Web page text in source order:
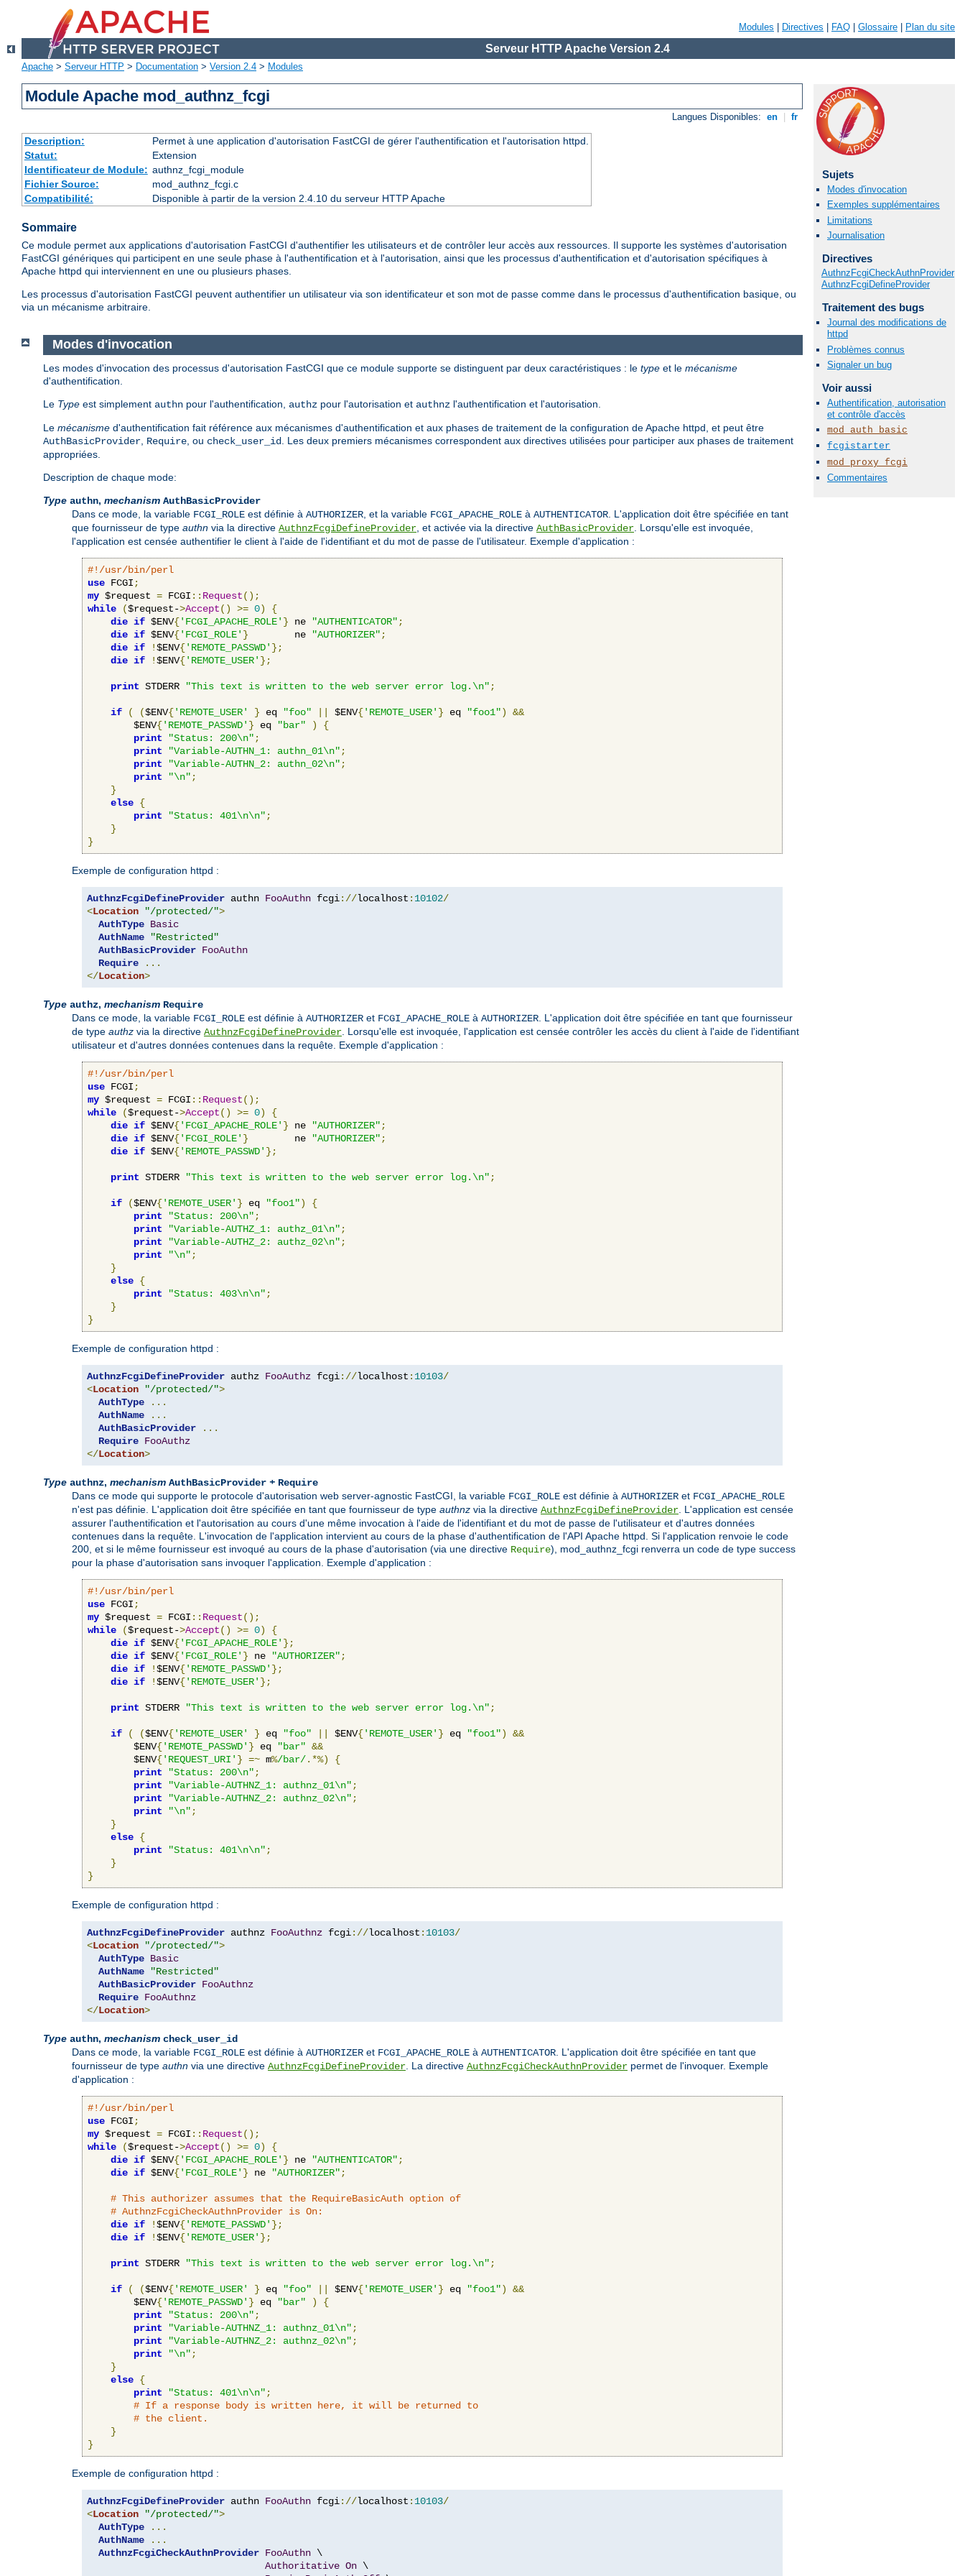
Modules Directives FAQ Glossaire Plan du site
Serveur HTTP Apache Version 2.4
Apache > Serveur HTTP > Documentation > Version 2.4 > Modules
Module Apache mod_authnz_fcgi
Langues Disponibles: en fr
Description:
Permet à une application d'autorisation FastCGI de gérer l'authentification et l'autorisation httpd.
Statut:
Extension
Identificateur de Module: authnz_fcgi_module
Fichier Source:
mod_authnz_fcgi.c
Compatibilité:
Disponible à partir de la version 2.4.10 du serveur HTTP Apache
Sommaire
Ce module permet aux applications d'autorisation FastCGI d'authentifier les utilisateurs et de contrôler leur accès aux ressources. Il supporte les systèmes d'autorisation
FastCGI génériques qui participent en une seule phase à l'authentification et à l'autorisation, ainsi que les processus d'authentification et d'autorisation spécifiques à
Apache httpd qui interviennent en une ou plusieurs phases.
Les processus d'autorisation FastCGI peuvent authentifier un utilisateur via son identificateur et son mot de passe comme dans le processus d'authentification basique, ou
via un mécanisme arbitraire.
Sujets
Modes d'invocation
Exemples supplémentaires
Limitations
Journalisation
Directives
AuthnzFcgiCheckAuthnProvider
AuthnzFcgiDefineProvider
Traitement des bugs
Journal des modifications de
httpd
Problèmes connus
Signaler un bug
Voir aussi
Authentification, autorisation
et contrôle d'accès
mod_auth_basic
fcgistarter
mod_proxy_fcgi
Commentaires
Modes d'invocation
Les modes d'invocation des processus d'autorisation FastCGI que ce module supporte se distinguent par deux caractéristiques : le type et le mécanisme
d'authentification.
Le Type est simplement authn pour l'authentification, authz pour l'autorisation et authnz l'authentification et l'autorisation.
Le mécanisme d'authentification fait référence aux mécanismes d'authentification et aux phases de traitement de la configuration de Apache httpd, et peut être
AuthBasicProvider Require , ou check_user_id
. Les deux premiers mécanismes correspondent aux directives utilisées pour participer aux phases de traitement
appropriées.
Description de chaque mode:
Type authn, mechanism AuthBasicProvider
Dans ce mode, la variable FCGI_ROLE est définie à AUTHORIZER , et la variable FCGI_APACHE_ROLE à AUTHENTICATOR . L'application doit être spécifiée en tant
que fournisseur de type authn via la directive AuthnzFcgiDefineProvider , et activée via la directive AuthBasicProvider . Lorsqu'elle est invoquée,
l'application est censée authentifier le client à l'aide de l'identifiant et du mot de passe de l'utilisateur. Exemple d'application :
#!/usr/bin/perl
use FCGI ;
my $request = FCGI :: Request();
while
($request->Accept() >= 0)
{
die if $ENV{'FCGI_APACHE_ROLE' } ne "AUTHENTICATOR" ;
die if $ENV{'FCGI_ROLE' }
        ne
"AUTHORIZER" ;
die if !$ENV{'REMOTE_PASSWD' };
die if !$ENV{'REMOTE_USER' };
print STDERR "This text is written to the web server error log.\n" ;
if ( ($ENV{'REMOTE_USER' } eq "foo" $ENV{'REMOTE_USER' } eq "foo1")
&&
        $ENV
{'REMOTE_PASSWD' } eq "bar" )
{
print
"Status: 200\n" ;
print
"Variable-AUTHN_1: authn_01\n" ;
print
"Variable-AUTHN_2: authn_02\n" ;
print
"\n" ;
}
else {
print
"Status: 401\n\n" ;
}
}
Exemple de configuration httpd :
AuthnzFcgiDefineProvider authn FooAuthn fcgi://localhost : 10102/
<Location "/protected/">
AuthType Basic
AuthName
"Restricted"
AuthBasicProvider FooAuthn
Require
...
</Location>
Type authz, mechanism Require
Dans ce mode, la variable FCGI_ROLE est définie à AUTHORIZER et FCGI_APACHE_ROLE à AUTHORIZER . L'application doit être spécifiée en tant que fournisseur
de type authz via la directive AuthnzFcgiDefineProvider . Lorsqu'elle est invoquée, l'application est censée contrôler les accès du client à l'aide de l'identifiant
utilisateur et d'autres données contenues dans la requête. Exemple d'application :
#!/usr/bin/perl
use FCGI ;
my $request = FCGI :: Request();
while
($request->Accept() >= 0)
{
die if $ENV{'FCGI_APACHE_ROLE' } ne "AUTHORIZER" ;
die if $ENV{'FCGI_ROLE' }
        ne
"AUTHORIZER" ;
die if $ENV{'REMOTE_PASSWD' };
print STDERR "This text is written to the web server error log.\n" ;
if ($ENV{'REMOTE_USER' } eq "foo1")
{
print
"Status: 200\n" ;
print
"Variable-AUTHZ_1: authz_01\n" ;
print
"Variable-AUTHZ_2: authz_02\n" ;
print
"\n" ;
}
else {
print
"Status: 403\n\n" ;
}
}
Exemple de configuration httpd :
AuthnzFcgiDefineProvider authz FooAuthz fcgi://localhost : 10103/
<Location "/protected/">
AuthType
...
AuthName
...
AuthBasicProvider
...
Require FooAuthz
</Location>
Type authnz, mechanism AuthBasicProvider + Require
Dans ce mode qui supporte le protocole d'autorisation web server-agnostic FastCGI, la variable FCGI_ROLE est définie à AUTHORIZER et FCGI_APACHE_ROLE
n'est pas définie. L'application doit être spécifiée en tant que fournisseur de type authnz via la directive AuthnzFcgiDefineProvider . L'application est censée
assurer l'authentification et l'autorisation au cours d'une même invocation à l'aide de l'identifiant et du mot de passe de l'utilisateur et d'autres données
contenues dans la requête. L'invocation de l'application intervient au cours de la phase d'authentification de l'API Apache httpd. Si l'application renvoie le code
200, et si le même fournisseur est invoqué au cours de la phase d'autorisation (via une directive Require), mod_authnz_fcgi renverra un code de type success
pour la phase d'autorisation sans invoquer l'application. Exemple d'application :
#!/usr/bin/perl
use FCGI ;
my $request = FCGI :: Request();
while
($request->Accept() >= 0)
{
die if $ENV{'FCGI_APACHE_ROLE' };
die if $ENV{'FCGI_ROLE' } ne "AUTHORIZER" ;
die if !$ENV{'REMOTE_PASSWD' };
die if !$ENV{'REMOTE_USER' };
print STDERR "This text is written to the web server error log.\n" ;
if ( ($ENV{'REMOTE_USER' } eq "foo" $ENV{'REMOTE_USER' } eq "foo1")
&&
        $ENV
{'REMOTE_PASSWD' } eq "bar" &&
        $ENV
{'REQUEST_URI' } =~ m%/bar/.*%)
{
print
"Status: 200\n" ;
print
"Variable-AUTHNZ_1: authnz_01\n" ;
print
"Variable-AUTHNZ_2: authnz_02\n" ;
print
"\n" ;
}
else {
print
"Status: 401\n\n" ;
}
}
Exemple de configuration httpd :
AuthnzFcgiDefineProvider authnz FooAuthnz fcgi://localhost : 10103/
<Location "/protected/">
AuthType Basic
AuthName
"Restricted"
AuthBasicProvider FooAuthnz
Require FooAuthnz
</Location>
Type authn, mechanism check_user_id
Dans ce mode, la variable FCGI_ROLE est définie à AUTHORIZER et FCGI_APACHE_ROLE à AUTHENTICATOR . L'application doit être spécifiée en tant que
fournisseur de type authn via une directive AuthnzFcgiDefineProvider . La directive AuthnzFcgiCheckAuthnProvider permet de l'invoquer. Exemple
d'application :
#!/usr/bin/perl
use FCGI ;
my $request = FCGI :: Request();
while
($request->Accept() >= 0)
{
die if $ENV{'FCGI_APACHE_ROLE' } ne "AUTHENTICATOR" ;
die if $ENV{'FCGI_ROLE' } ne "AUTHORIZER" ;
# This authorizer assumes that the RequireBasicAuth option of
# AuthnzFcgiCheckAuthnProvider is On:
die if !$ENV{'REMOTE_PASSWD' };
die if !$ENV{'REMOTE_USER' };
print STDERR "This text is written to the web server error log.\n" ;
if ( ($ENV{'REMOTE_USER' } eq "foo" $ENV{'REMOTE_USER' } eq "foo1")
&&
        $ENV
{'REMOTE_PASSWD' } eq "bar" )
{
print
"Status: 200\n" ;
print
"Variable-AUTHNZ_1: authnz_01\n" ;
print
"Variable-AUTHNZ_2: authnz_02\n" ;
print
"\n" ;
}
else {
print
"Status: 401\n\n" ;
# If a response body is written here, it will be returned to
# the client.
}
}
Exemple de configuration httpd :
AuthnzFcgiDefineProvider authn FooAuthn fcgi://localhost : 10103/
<Location "/protected/">
AuthType
...
AuthName
...
AuthnzFcgiCheckAuthnProvider FooAuthn \
Authoritative On \